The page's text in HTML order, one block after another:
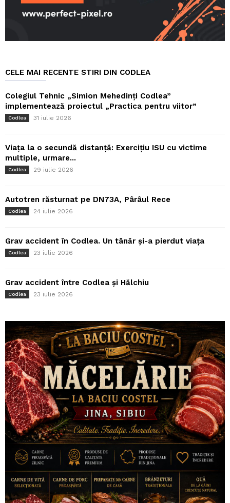
CELE MAI RECENTE STIRI DIN CODLEA
Colegiul Tehnic „Simion Mehedinți Codlea”
implementează proiectul „Practica pentru viitor”
Codlea 31 iulie 2026
Viața la o secundă distanță: Exercițiu ISU cu victime
multiple, urmare...
Codlea 29 iulie 2026
Autotren răsturnat pe DN73A, Pârâul Rece
Codlea 24 iulie 2026
Grav accident în Codlea. Un tânăr și-a pierdut viața
Codlea 23 iulie 2026
Grav accident între Codlea și Hălchiu
Codlea 23 iulie 2026